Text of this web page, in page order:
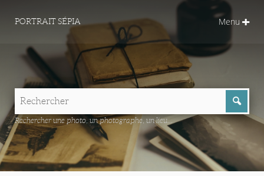
PORTRAIT SÉPIA Menu
Rechercher une photo, un photographe, un lieu...